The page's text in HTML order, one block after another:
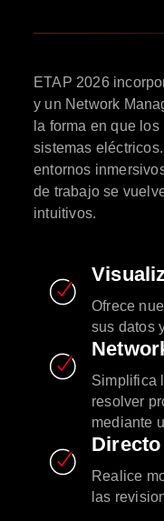
ETAP 2026
y un Network
la forma en que
sistemas
entornos
de trabajo se
intuitivos.
Ofrece
sus datos
Simplifica
resolver
mediante
Realice
las